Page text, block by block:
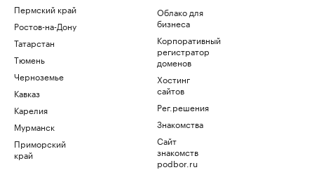
Пермский край
Ростов-на-Дону
Татарстан
Тюмень
Черноземье
Кавказ
Карелия
Мурманск
Приморский
край
Облако для
бизнеса
Корпоративный
регистратор
доменов
Хостинг
сайтов
Рег.решения
Знакомства
Сайт
знакомств
podbor.ru